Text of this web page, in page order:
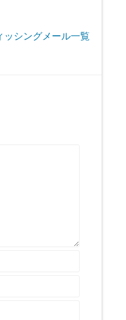
ッシングメール一覧